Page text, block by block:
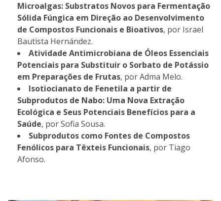
Microalgas: Substratos Novos para Fermentação
Sólida Fúngica em Direção ao Desenvolvimento
de Compostos Funcionais e Bioativos, por Israel
Bautista Hernández.
Atividade Antimicrobiana de Óleos Essenciais
Potenciais para Substituir o Sorbato de Potássio
em Preparações de Frutas, por Adma Melo.
Isotiocianato de Fenetila a partir de
Subprodutos de Nabo: Uma Nova Extração
Ecológica e Seus Potenciais Benefícios para a
Saúde, por Sofia Sousa.
Subprodutos como Fontes de Compostos
Fenólicos para Têxteis Funcionais, por Tiago
Afonso.